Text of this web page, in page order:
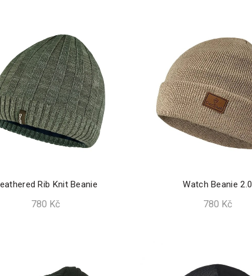
Rib Knit Beanie
780 Kč
Watch Beanie 2.0
780 Kč